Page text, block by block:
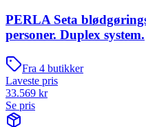
PERLA Seta
personer. Duplex system.
Fra 4 butikker
Laveste pris
33.569 kr
Se pris